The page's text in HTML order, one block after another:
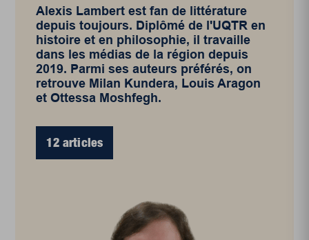
Alexis Lambert est fan de littérature
depuis toujours. Diplômé de l'UQTR en
histoire et en philosophie, il travaille
dans les médias de la région depuis
2019. Parmi ses auteurs préférés, on
retrouve Milan Kundera, Louis Aragon
et Ottessa Moshfegh.
12 articles